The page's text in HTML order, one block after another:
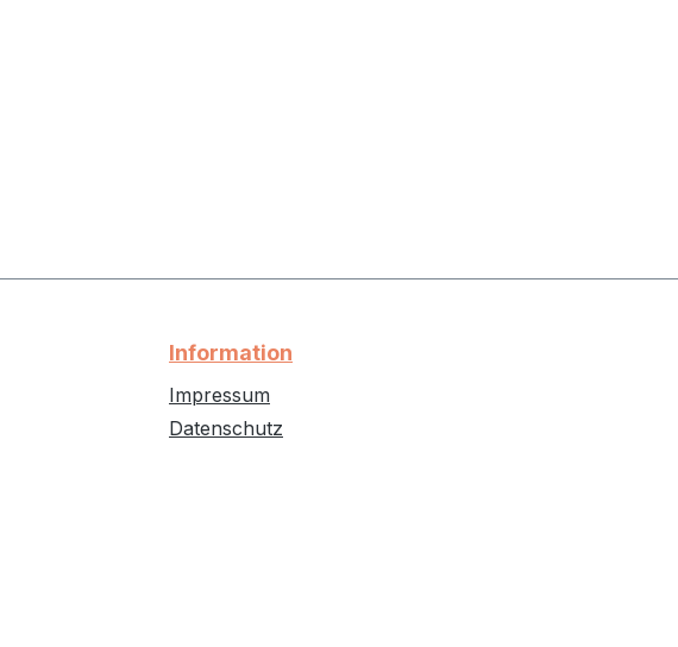
Information
Impressum
Datenschutz